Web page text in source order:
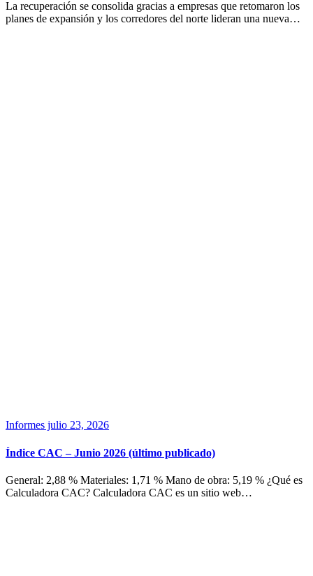
La recuperación se consolida gracias a empresas que retomaron los
planes de expansión y los corredores del norte lideran una nueva…
Informes julio 23, 2026
Índice CAC – Junio 2026 (último publicado)
General: 2,88 % Materiales: 1,71 % Mano de obra: 5,19 % ¿Qué es
Calculadora CAC? Calculadora CAC es un sitio web…